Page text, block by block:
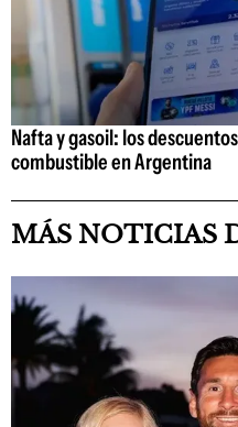
Nafta y gasoil: los
combustible en Argentina
MÁS NOTICIAS